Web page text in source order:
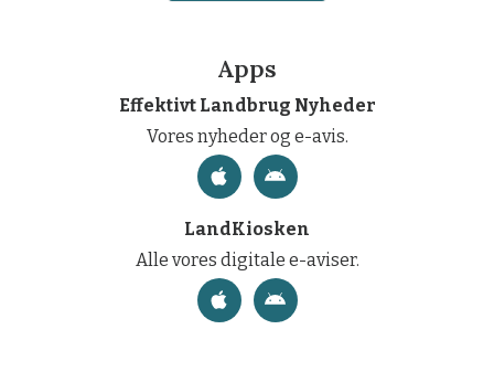
Apps
Effektivt Landbrug Nyheder
Vores nyheder og e-avis.
LandKiosken
Alle vores digitale e-aviser.